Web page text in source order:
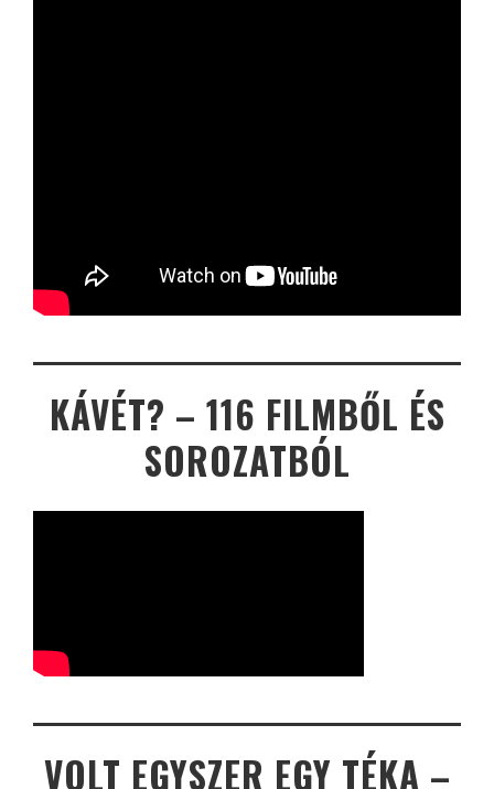
KÁVÉT? – 116 FILMBŐL ÉS
SOROZATBÓL
VOLT EGYSZER EGY TÉKA –